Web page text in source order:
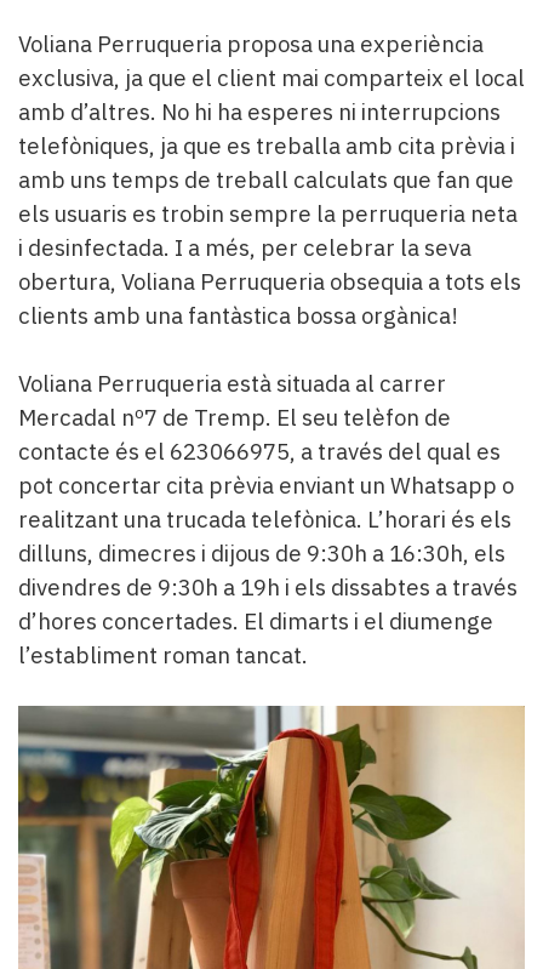
Voliana Perruqueria proposa una experiència
exclusiva, ja que el client mai comparteix el local
amb d’altres. No hi ha esperes ni interrupcions
telefòniques, ja que es treballa amb cita prèvia i
amb uns temps de treball calculats que fan que
els usuaris es trobin sempre la perruqueria neta
i desinfectada. I a més, per celebrar la seva
obertura, Voliana Perruqueria obsequia a tots els
clients amb una fantàstica bossa orgànica!
Voliana Perruqueria està situada al carrer
Mercadal nº7 de Tremp. El seu telèfon de
contacte és el 623066975, a través del qual es
pot concertar cita prèvia enviant un Whatsapp o
realitzant una trucada telefònica. L’horari és els
dilluns, dimecres i dijous de 9:30h a 16:30h, els
divendres de 9:30h a 19h i els dissabtes a través
d’hores concertades. El dimarts i el diumenge
l’establiment roman tancat.